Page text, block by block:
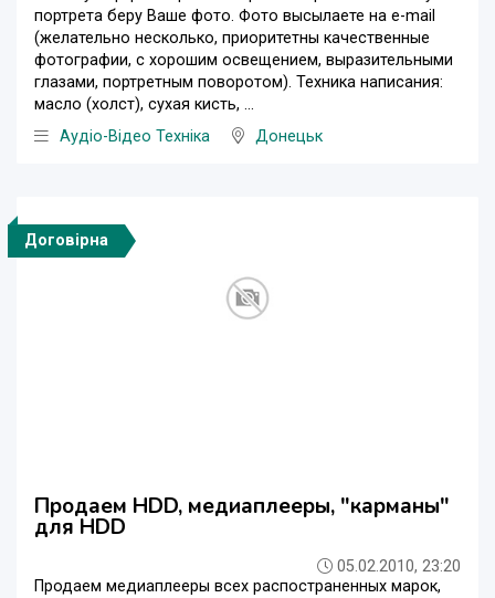
портрета беру Ваше фото. Фото высылаете на e-mail
(желательно несколько, приоритетны качественные
фотографии, с хорошим освещением, выразительными
глазами, портретным поворотом). Техника написания:
масло (холст), сухая кисть, ...
Аудіо-Відео Техніка
Донецьк
Договірна
Продаем HDD, медиаплееры, "карманы"
для HDD
05.02.2010, 23:20
Продаем медиаплееры всех распостраненных марок,